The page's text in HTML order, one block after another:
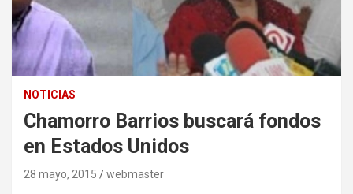
NOTICIAS
Chamorro Barrios buscará fondos
en Estados Unidos
28 mayo, 2015 webmaster